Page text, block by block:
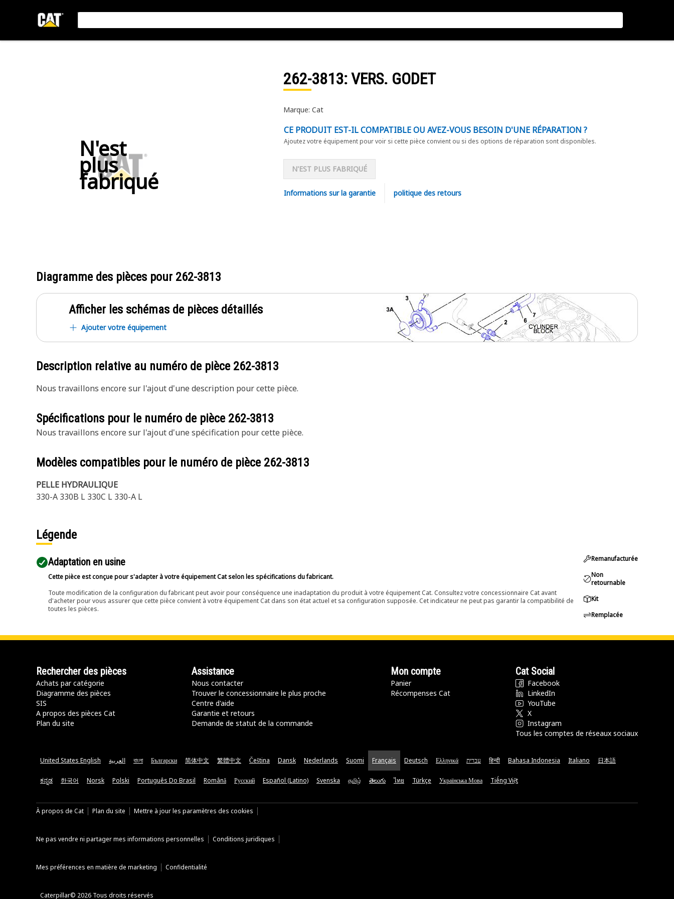
N'est
plus
fabriqué
262-3813: VERS. GODET
Marque: Cat
CE PRODUIT EST-IL COMPATIBLE OU AVEZ-VOUS BESOIN D'UNE RÉPARATION ?
Ajoutez votre équipement pour voir si cette pièce convient ou si des options de réparation sont disponibles.
N'EST PLUS FABRIQUÉ
Informations sur la garantie politique des retours
Diagramme des pièces pour 262-3813
Afficher les schémas de pièces détaillés
Ajouter votre équipement
Description relative au numéro de pièce 262-3813
Nous travaillons encore sur l'ajout d'une description pour cette pièce.
Spécifications pour le numéro de pièce 262-3813
Nous travaillons encore sur l'ajout d'une spécification pour cette pièce.
Modèles compatibles pour le numéro de pièce 262-3813
PELLE HYDRAULIQUE
330-A 330B L 330C L 330-A L
Légende
Adaptation en usine
Cette pièce est conçue pour s'adapter à votre équipement Cat selon les spécifications du fabricant.
Toute modification de la configuration du fabricant peut avoir pour conséquence une inadaptation du produit à votre équipement Cat. Consultez votre concessionnaire Cat avant
d'acheter pour vous assurer que cette pièce convient à votre équipement Cat dans son état actuel et sa configuration supposée. Cet indicateur ne peut pas garantir la compatibilité de
toutes les pièces.
Remanufacturée
Non
retournable
Kit
Remplacée
Rechercher des pièces
Achats par catégorie
Diagramme des pièces
SIS
A propos des pièces Cat
Plan du site
Assistance
Nous contacter
Trouver le concessionnaire le plus proche
Centre d'aide
Garantie et retours
Demande de statut de la commande
Mon compte
Panier
Récompenses Cat
Cat Social
Facebook
LinkedIn
YouTube
X
Instagram
Tous les comptes de réseaux sociaux
United States English العربية বাংলা Български 简体中文 繁體中文 Čeština Dansk Nederlands Suomi Français Deutsch Ελληνικά עברית हिन्दी Bahasa Indonesia Italiano 日本語
ಕನ್ನಡ 한국어 Norsk Polski Português Do Brasil Română Русский Español (Latino) Svenska தமிழ் తెలుగు ไทย Türkçe Українська Мова Tiếng Việt
À propos de Cat Plan du site Mettre à jour les paramètres des cookies
Ne pas vendre ni partager mes informations personnelles Conditions juridiques
Mes préférences en matière de marketing Confidentialité
Caterpillar© 2026 Tous droits réservés